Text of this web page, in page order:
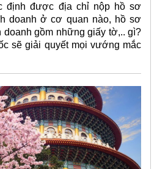
định được địa chỉ nộp hồ sơ
doanh ở cơ quan nào, hồ sơ
doanh gồm những giấy tờ,.. gì?
sẽ giải quyết mọi vướng mắc